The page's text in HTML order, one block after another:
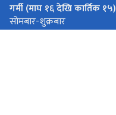
गर्मी (माघ १६ देखि कार्तिक १५)
सोमबार-शुक्रबार